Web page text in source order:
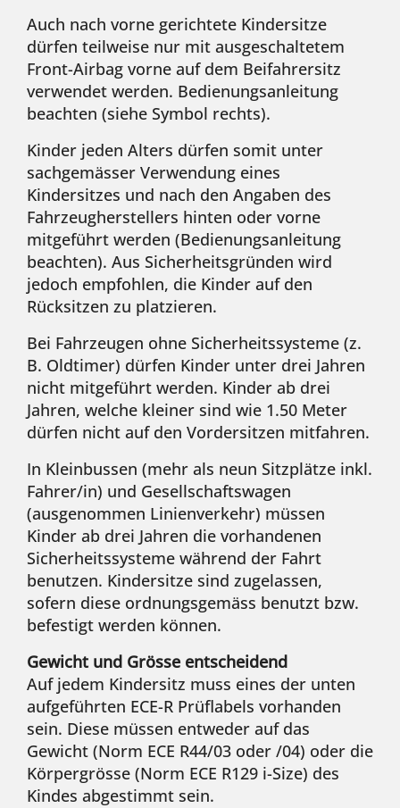
Auch nach vorne gerichtete Kindersitze
dürfen teilweise nur mit ausgeschaltetem
Front-Airbag vorne auf dem Beifahrersitz
verwendet werden. Bedienungsanleitung
beachten (siehe Symbol rechts).
Kinder jeden Alters dürfen somit unter
sachgemässer Verwendung eines
Kindersitzes und nach den Angaben des
Fahrzeugherstellers hinten oder vorne
mitgeführt werden (Bedienungsanleitung
beachten). Aus Sicherheitsgründen wird
jedoch empfohlen, die Kinder auf den
Rücksitzen zu platzieren.
Bei Fahrzeugen ohne Sicherheitssysteme (z.
B. Oldtimer) dürfen Kinder unter drei Jahren
nicht mitgeführt werden. Kinder ab drei
Jahren, welche kleiner sind wie 1.50 Meter
dürfen nicht auf den Vordersitzen mitfahren.
In Kleinbussen (mehr als neun Sitzplätze inkl.
Fahrer/in) und Gesellschaftswagen
(ausgenommen Linienverkehr) müssen
Kinder ab drei Jahren die vorhandenen
Sicherheitssysteme während der Fahrt
benutzen. Kindersitze sind zugelassen,
sofern diese ordnungsgemäss benutzt bzw.
befestigt werden können.
Gewicht und Grösse entscheidend
Auf jedem Kindersitz muss eines der unten
aufgeführten ECE-R Prüflabels vorhanden
sein. Diese müssen entweder auf das
Gewicht (Norm ECE R44/03 oder /04) oder die
Körpergrösse (Norm ECE R129 i-Size) des
Kindes abgestimmt sein.